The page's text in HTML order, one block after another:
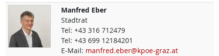
Manfred Eber
Stadtrat
Tel: +43 316 712479
Tel: +43 699 12184201
E-Mail: manfred.eber@kpoe-graz.at